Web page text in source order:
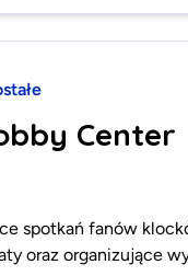
Center
spotkań fanów
oraz organizujące